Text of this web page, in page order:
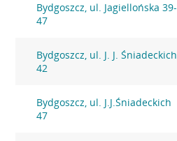
Bydgoszcz, ul. Jagiellońska 39-
47
Bydgoszcz, ul. J. J. Śniadeckich
42
Bydgoszcz, ul. J.J.Śniadeckich
47